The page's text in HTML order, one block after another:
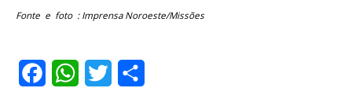
Fonte e foto : Imprensa Noroeste/Missões
FacebookWhatsApp
Twitter